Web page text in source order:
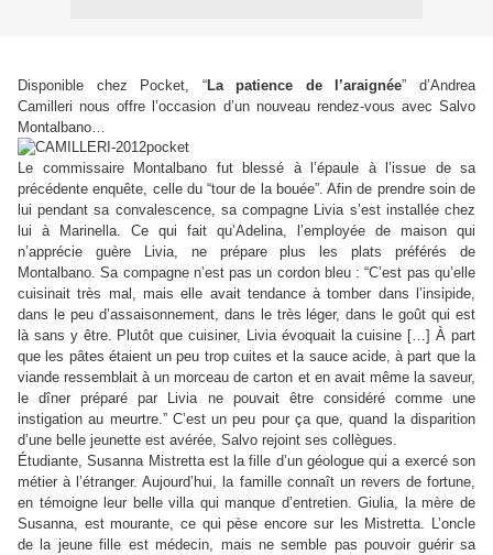
Disponible chez Pocket, “La patience de l’araignée”
d’Andrea
Camilleri nous offre l’occasion d’un nouveau rendez-vous avec Salvo
Montalbano…
Le commissaire Montalbano fut blessé à l’épaule à l’issue de sa
précédente enquête, celle du “tour de la bouée”. Afin de prendre soin de
lui pendant sa convalescence, sa compagne Livia s’est installée chez
lui à Marinella. Ce qui fait qu’Adelina, l’employée de maison qui
n’apprécie guère Livia, ne prépare plus les plats préférés de
Montalbano. Sa compagne n’est pas un cordon bleu :“C’est pas qu’elle
cuisinait très mal, mais elle avait tendance à tomber dans l’insipide,
dans le peu d’assaisonnement, dans le très léger, dans le goût qui est
là sans y être. Plutôt que cuisiner, Livia évoquait la cuisine […] À part
que les pâtes étaient un peu trop cuites et la sauce acide, à part que la
viande ressemblait à un morceau de carton et en avait même la saveur,
le dîner préparé par Livia ne pouvait être considéré comme une
instigation au meurtre.”C’est un peu pour ça que, quand la disparition
d’une belle jeunette est avérée, Salvo rejoint ses collègues.
Étudiante, Susanna Mistretta est la fille d’un géologue qui a exercé son
métier à l’étranger. Aujourd’hui, la famille connaît un revers de fortune,
en témoigne leur belle villa qui manque d’entretien. Giulia, la mère de
Susanna, est mourante, ce qui pèse encore sur les Mistretta. L’oncle
de la jeune fille est médecin, mais ne semble pas pouvoir guérir sa